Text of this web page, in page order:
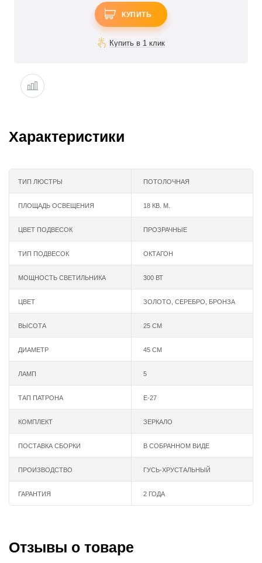
КУПИТЬ
Характеристики
ТИП ЛЮСТРЫ ПОТОЛОЧНАЯ
ПЛОЩАДЬ ОСВЕЩЕНИЯ 18 КВ. М.
ЦВЕТ ПОДВЕСОК ПРОЗРАЧНЫЕ
ТИП ПОДВЕСОК ОКТАГОН
МОЩНОСТЬ СВЕТИЛЬНИКА 300 ВТ
ЦВЕТ ЗОЛОТО СЕРЕБРО БРОНЗА
ВЫСОТА 25 СМ
ДИАМЕТР 45 СМ
ЛАМП 5
ТАП ПАТРОНА Е-27
КОМПЛЕКТ ЗЕРКАЛО
ПОСТАВКА СБОРКИ В СОБРАННОМ ВИДЕ
ПРОИЗВОДСТВО ГУСЬ-ХРУСТАЛЬНЫЙ
ГАРАНТИЯ 2 ГОДА
Отзывы о товаре